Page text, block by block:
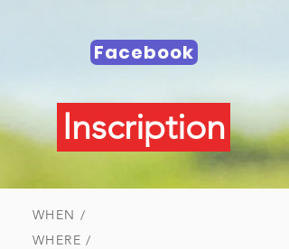
Facebook
Inscription
WHEN /
WHERE /